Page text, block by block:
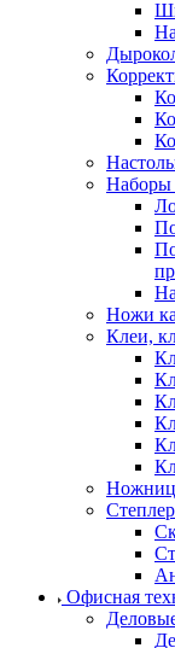
Наборы
Ножи
Клеи,
Офисная